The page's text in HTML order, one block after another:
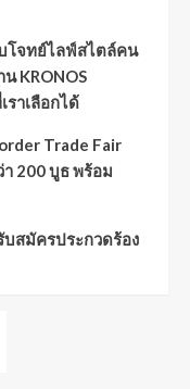
โจทย์ไลฟ์สไตล์คน
KRONOS
ราเลือกได้
Trade Fair
200 บูธ พร้อม
บสมัครประกวดร้อง